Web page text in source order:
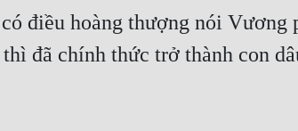
điều hoàng thượng nói
đã chính thức trở thành con